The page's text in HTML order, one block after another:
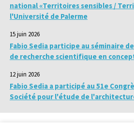
national «Territoires sensibles /
l'Université de Palerme
15 juin 2026
Fabio Sedia participe au séminaire
de recherche scientifique en
12 juin 2026
Fabio Sedia a participé au 51e
Société pour l'étude de l'architecture